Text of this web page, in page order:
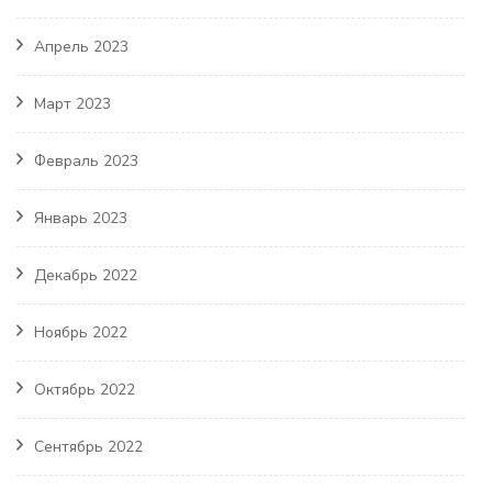
Апрель 2023
Март 2023
Февраль 2023
Январь 2023
Декабрь 2022
Ноябрь 2022
Октябрь 2022
Сентябрь 2022